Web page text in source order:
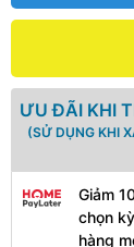
ƯU ĐÃI KHI
(SỬ DỤNG KHI
Giảm
chọn
hàng